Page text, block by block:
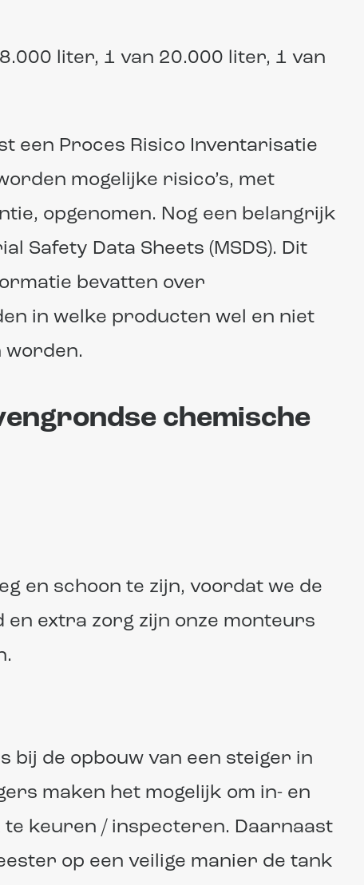
liter, 1 van 20.000 liter, 1 van
een Proces Risico Inventarisatie
mogelijke risico’s, met
opgenomen. Nog een belangrijk
Safety Data Sheets (MSDS). Dit
bevatten over
in welke producten wel en niet
worden.
chemische
en schoon te zijn, voordat we de
en extra zorg zijn onze monteurs
bij de opbouw van een steiger in
maken het mogelijk om in- en
keuren / inspecteren. Daarnaast
op een veilige manier de tank